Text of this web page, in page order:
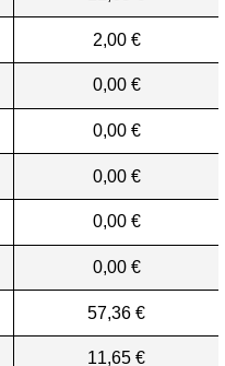
2,00 €
0,00 €
0,00 €
0,00 €
0,00 €
0,00 €
57,36 €
11,65 €